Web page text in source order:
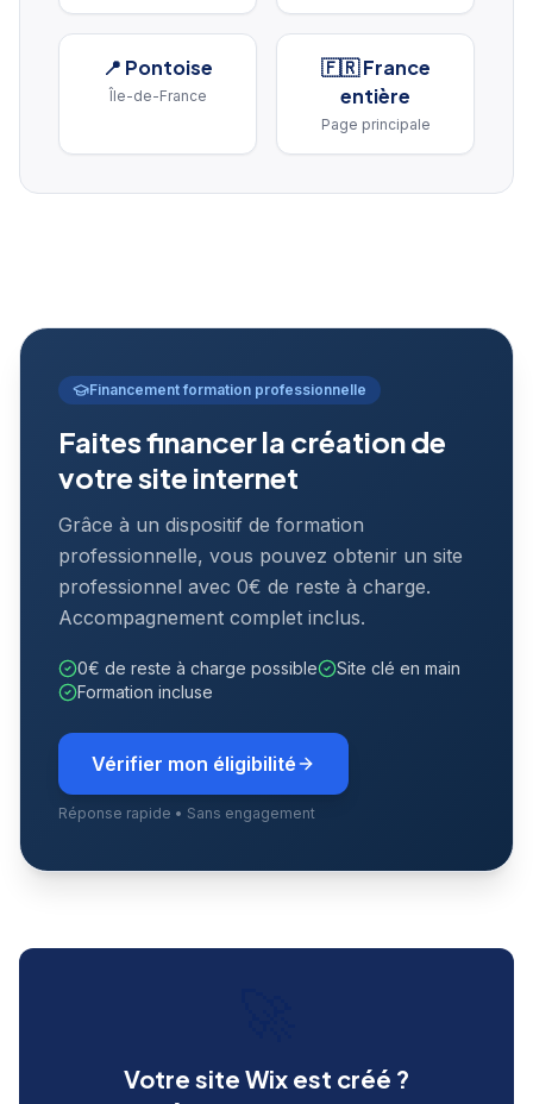
📍 Pontoise
Île-de-France
🇫🇷 France
entière
Page principale
Financement formation professionnelle
Faites financer la création de
votre site internet
Grâce à un dispositif de formation
professionnelle, vous pouvez obtenir un site
professionnel avec 0€ de reste à charge.
Accompagnement complet inclus.
0€ de reste à charge possible
Site clé en main
Formation incluse
Vérifier mon éligibilité
Réponse rapide • Sans engagement
Votre site Wix est créé ?